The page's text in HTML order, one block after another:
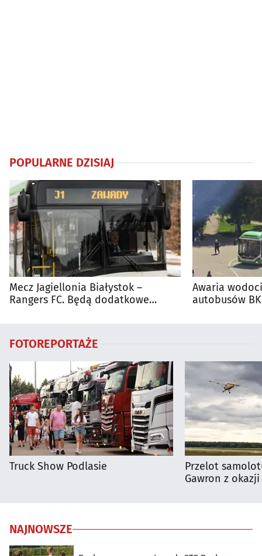
POPULARNE DZISIAJ
Mecz Jagiellonia Białystok –
Rangers FC. Będą dodatkowe
Awaria
autobusów
FOTOREPORTAŻE
Truck Show Podlasie
Przelot
Gawron z
NAJNOWSZE